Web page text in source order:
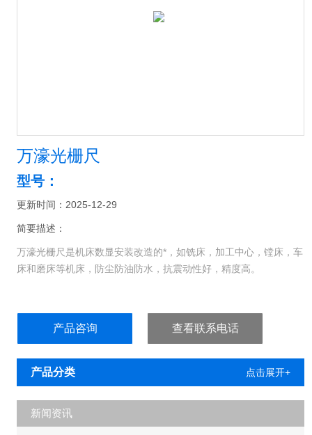
万濠光栅尺
型号：
更新时间：2025-12-29
简要描述：
万濠光栅尺是机床数显安装改造的*，如铣床，加工中心，镗床，车
床和磨床等机床，防尘防油防水，抗震动性好，精度高。
产品咨询 查看联系电话
产品分类 点击展开+
新闻资讯